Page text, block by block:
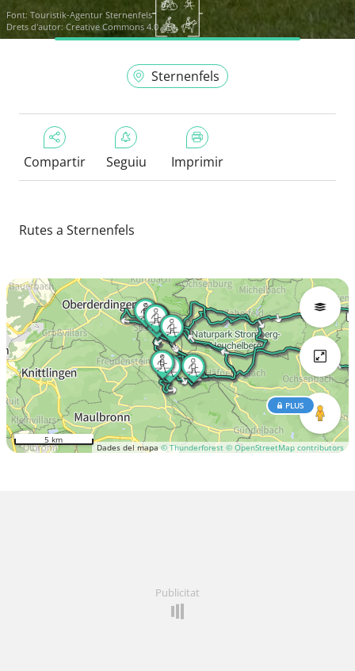
Font: Touristik-Agentur Sternenfels
Drets d'autor: Creative Commons 4.0
Sternenfels
Compartir Seguiu Imprimir
Rutes a Sternenfels
Dades del mapa© Thunderforest © OpenStreetMap contributors
PLUS
5 km
Publicitat